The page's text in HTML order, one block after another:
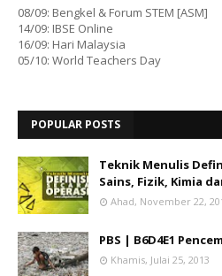
08/09: Bengkel & Forum STEM [ASM]
14/09: IBSE Online
16/09: Hari Malaysia
05/10: World Teachers Day
POPULAR POSTS
Teknik Menulis
Sains, Fizik, Kimia
Ahad, November 22,
PBS | B6D4E1
Khamis, Julai 25, 2013